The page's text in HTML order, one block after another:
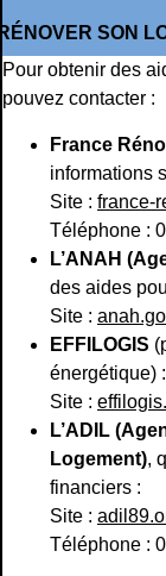
SON
Pour obtenir des
pouvez contacter :
France
informations
Site : france-
Téléphone :
L’ANAH
des aides
Site :
EFFILOGIS
énergétique) :
Site :
L’ADIL
Logement),
financiers :
Site :
Téléphone :